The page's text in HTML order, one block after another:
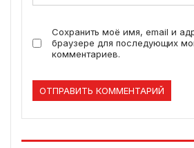
Сохранить моё имя, email и
браузере для последующих
комментариев.